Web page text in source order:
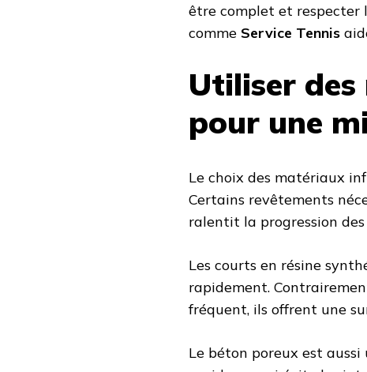
être complet et respecter
comme Service Tennis
Utiliser
pour une
Le choix des matériaux
Certains revêtements
ralentit la progression
Les courts en résine
rapidement.
fréquent, ils offrent une
Le béton poreux est